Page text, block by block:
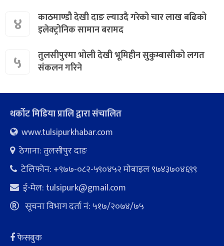
४
काठमाण्डौ देखी दाङ ल्याउदै गरेको चार लाख बढिको
इलेक्ट्रोनिक सामान बरामद
५
तुलसीपुरमा भोली देखी भूमिहीन सुकुम्बासीको लगत
संकलन गरिने
थर्कोट मिडिया प्रालि द्वारा संचालित
www.tulsipurkhabar.com
ठेगाना: तुलसीपुर दाङ
टेलिफोन: +९७७-०८२-५९०४५२ माेबाइल ९७४३७०४६९९
ई-मेल: tulsipurk@gmail.com
सूचना विभाग दर्ता नं: ५१७/२०७४/७५
फेसबुक